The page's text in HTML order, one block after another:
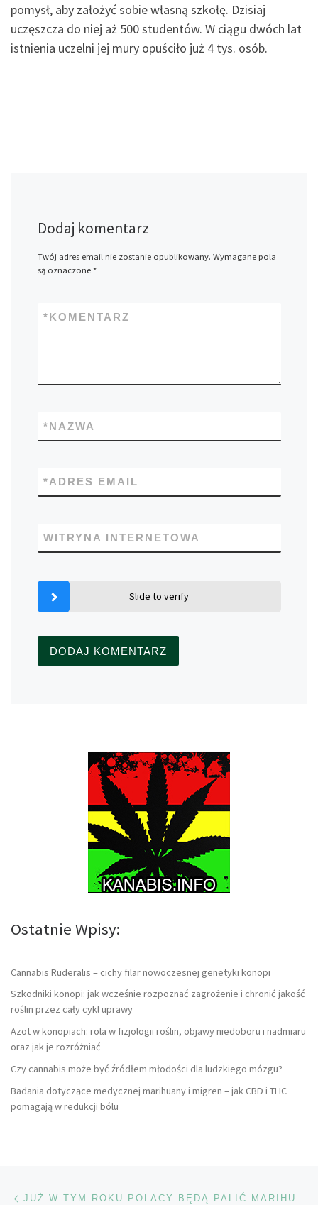
pomysł, aby założyć sobie własną szkołę. Dzisiaj
uczęszcza do niej aż 500 studentów. W ciągu dwóch lat
istnienia uczelni jej mury opuściło już 4 tys. osób.
Dodaj komentarz
Twój adres email nie zostanie opublikowany. Wymagane pola
są oznaczone *
KOMENTARZ
*
NAZWA
*
ADRES EMAIL
*
WITRYNA INTERNETOWA
Slide to verify
Ostatnie Wpisy:
Cannabis Ruderalis – cichy filar nowoczesnej genetyki konopi
Szkodniki konopi: jak wcześnie rozpoznać zagrożenie i chronić jakość
roślin przez cały cykl uprawy
Azot w konopiach: rola w fizjologii roślin, objawy niedoboru i nadmiaru
oraz jak je rozróżniać
Czy cannabis może być źródłem młodości dla ludzkiego mózgu?
Badania dotyczące medycznej marihuany i migren – jak CBD i THC
pomagają w redukcji bólu
Nawigacja wpisu JUŻ W TYM ROKU POLACY BĘDĄ PALIĆ MARIHUANĘ ZUPEŁNIE LEGALNIE